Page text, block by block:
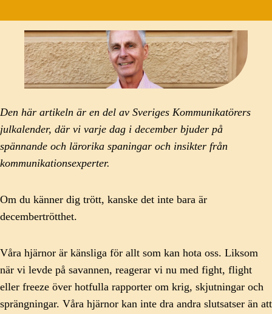
Den här artikeln är en del av Sveriges Kommunikatörers
julkalender, där vi varje dag i december bjuder på
spännande och lärorika spaningar och insikter från
kommunikationsexperter.
Om du känner dig trött, kanske det inte bara är
decembertrötthet.
Våra hjärnor är känsliga för allt som kan hota oss. Liksom
när vi levde på savannen, reagerar vi nu med fight, flight
eller freeze över hotfulla rapporter om krig, skjutningar och
sprängningar. Våra hjärnor kan inte dra andra slutsatser än att